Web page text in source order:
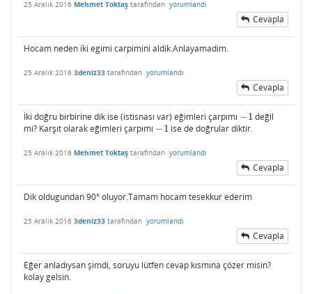
25 Aralık 2016 Mehmet Toktaş tarafından yorumlandı
Cevapla
Hocam neden iki egimi carpimini aldik.Anlayamadim.
25 Aralık 2016 3deniz33 tarafından yorumlandı
Cevapla
İki doğru birbirine dik ise (istisnası var) eğimleri çarpımı −1
−1 değil
mi? Karşıt olarak eğimleri çarpımı −1
−1 ise de doğrular diktir.
25 Aralık 2016 Mehmet Toktaş tarafından yorumlandı
Cevapla
Dik oldugundan 90° oluyor.Tamam hocam tesekkur ederim
25 Aralık 2016 3deniz33 tarafından yorumlandı
Cevapla
Eğer anladıysan şimdi, soruyu lütfen cevap kısmına çözer misin?
kolay gelsin.